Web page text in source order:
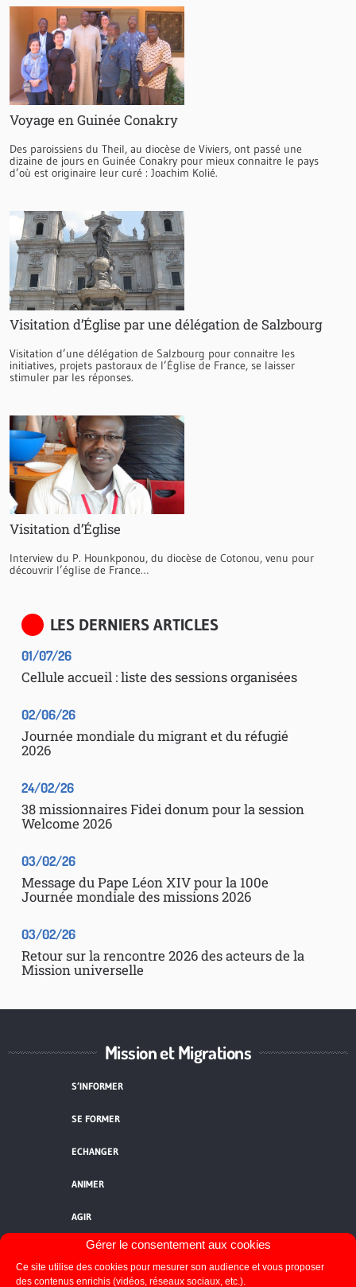
Gérer le consentement aux cookies
Ce site utilise des cookies pour mesurer son audience et vous proposer
des contenus enrichis (vidéos, réseaux sociaux, etc.).
Voyage en Guinée Conakry
Des paroissiens du Theil, au diocèse de Viviers, ont passé une
dizaine de jours en Guinée Conakry pour mieux connaitre le pays
d’où est originaire leur curé : Joachim Kolié.
Visitation d’Église par une délégation de Salzbourg
Visitation d’une délégation de Salzbourg pour connaitre les
initiatives, projets pastoraux de l’Église de France, se laisser
stimuler par les réponses.
Visitation d’Église
Interview du P. Hounkponou, du diocèse de Cotonou, venu pour
découvrir l’église de France…
LES DERNIERS ARTICLES
01/07/26
Cellule accueil : liste des sessions organisées
02/06/26
Journée mondiale du migrant et du réfugié
2026
24/02/26
38 missionnaires Fidei donum pour la session
Welcome 2026
03/02/26
Message du Pape Léon XIV pour la 100e
Journée mondiale des missions 2026
03/02/26
Retour sur la rencontre 2026 des acteurs de la
Mission universelle
Mission et Migrations
S’INFORMER
SE FORMER
ECHANGER
ANIMER
AGIR
QUI SOMMES-NOUS ?
NOUS CONTACTER